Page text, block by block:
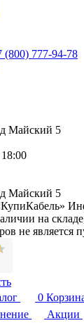
(800) 777-94-78
Майский 5
Майский 5
на
не является
0
Акции